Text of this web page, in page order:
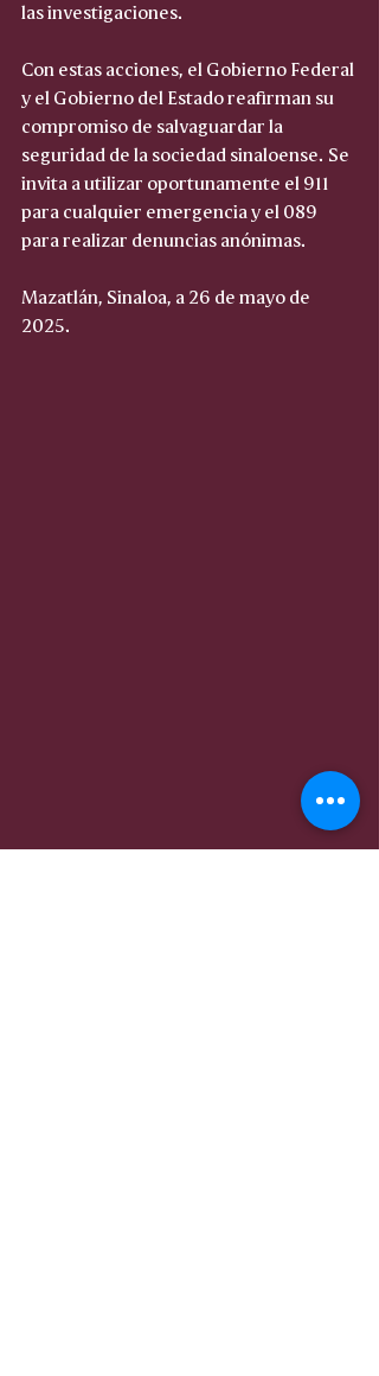
las investigaciones.
Con estas acciones, el Gobierno Federal
y el Gobierno del Estado reafirman su
compromiso de salvaguardar la
seguridad de la sociedad sinaloense. Se
invita a utilizar oportunamente el 911
para cualquier emergencia y el 089
para realizar denuncias anónimas.
Mazatlán, Sinaloa, a 26 de mayo de
2025.